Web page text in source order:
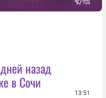
назад
в Сочи
13:51